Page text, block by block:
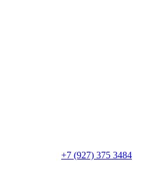
+7 (927) 375 3484